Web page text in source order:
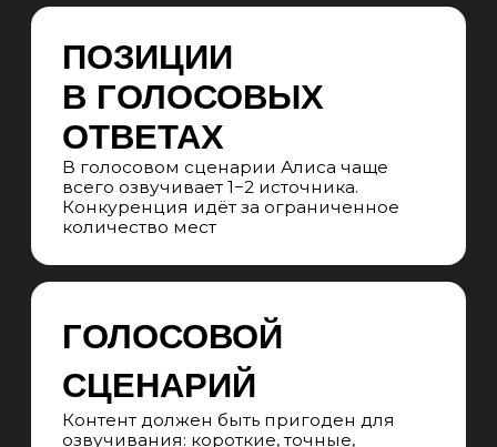
АНАЛИЗ КОНКУРЕНТОВ В АЛИСЕ
Выявляем 5−10 доменов, которые чаще
всего попадают в ответы. Разбираем
структуру их контента, формат подачи,
уровень детализации и типы страниц
АНАЛИЗ ИНТЕНТА
Определяем, какие запросы приводят
к действию (покупка, заявка), а какие —
только к информационному ответу.
Приоритезируем high-intent сценарии
Анализируем данные из Яндекс Карт,
Бизнеса, отзывов — насколько они
по локальным и коммерческим
запросам
Результат:
Чёткое понимание текущего
присутствия в Алисе, карта источников